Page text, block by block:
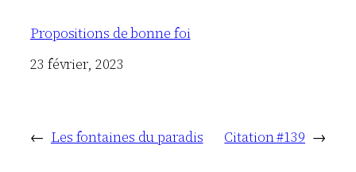
Propositions de bonne foi
Date
23 février, 2023
← Les fontaines du paradis Citation #139 →